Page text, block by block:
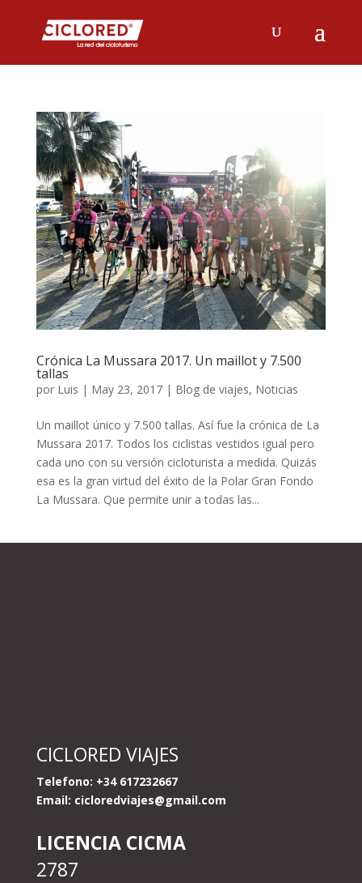
Crónica La Mussara 2017. Un maillot y 7.500
tallas
por Luis | May 23, 2017| Blog de viajes, Noticias
Un maillot único y 7.500 tallas. Así fue la crónica de La
Mussara 2017. Todos los ciclistas vestidos igual pero
cada uno con su versión cicloturista a medida. Quizás
esa es la gran virtud del éxito de la Polar Gran Fondo
La Mussara. Que permite unir a todas las...
CICLORED VIAJES
Telefono: +34 617232667
Email: cicloredviajes@gmail.com
LICENCIA CICMA
2787